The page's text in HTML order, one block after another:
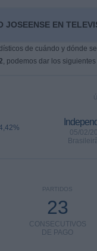
JOSEENSE EN
de cuándo y dónde
, podemos dar los siguientes
05/02/
PARTIDOS
23
CONSECUTIVOS
DE PAGO